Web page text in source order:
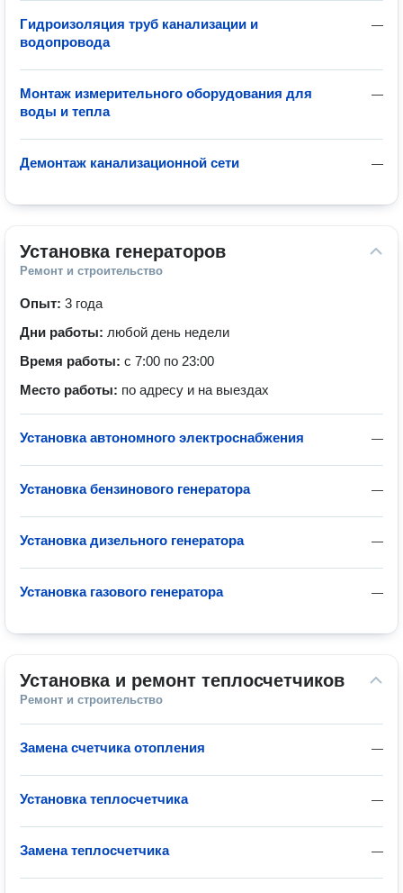
—
Гидроизоляция труб канализации и
водопровода
—
Монтаж измерительного оборудования для
воды и тепла
—
Демонтаж канализационной сети
Установка генераторов
Ремонт и строительство
Опыт: 3 года
Дни работы: любой день недели
Время работы: с 7:00 по 23:00
Место работы: по адресу и на выездах
—
Установка автономного электроснабжения
—
Установка бензинового генератора
—
Установка дизельного генератора
—
Установка газового генератора
Установка и ремонт теплосчетчиков
Ремонт и строительство
—
Замена счетчика отопления
—
Установка теплосчетчика
—
Замена теплосчетчика